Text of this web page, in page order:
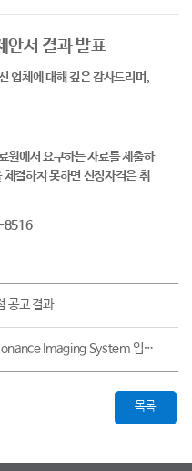
안서 결과 발표
업체에 대해 깊은 감사드리며,
원에서 요구하는 자료를 제출하
결하지 못하면 선정자격은 취
8516
공고 결과
3.0T Magnetic Resonance Imaging System 입찰결과 공고
목록